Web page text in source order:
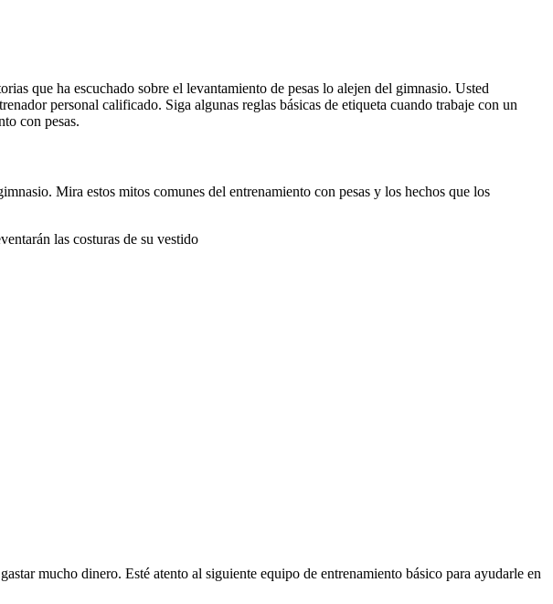
que ha escuchado sobre el levantamiento de pesas lo alejen del gimnasio. Usted
personal calificado. Siga algunas reglas básicas de etiqueta cuando trabaje con un
con pesas.
Mira estos mitos comunes del entrenamiento con pesas y los hechos que los
las costuras de su vestido
mucho dinero. Esté atento al siguiente equipo de entrenamiento básico para ayudarle en